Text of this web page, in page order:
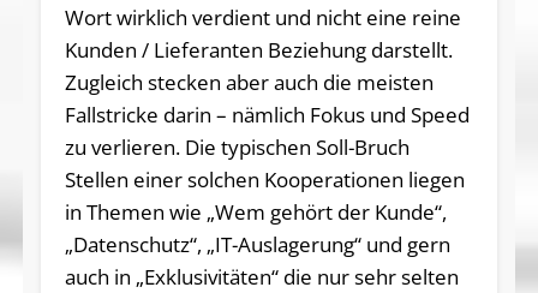
Wort wirklich verdient und nicht eine reine
Kunden / Lieferanten Beziehung darstellt.
Zugleich stecken aber auch die meisten
Fallstricke darin – nämlich Fokus und Speed
zu verlieren. Die typischen Soll-Bruch
Stellen einer solchen Kooperationen liegen
in Themen wie „Wem gehört der Kunde“,
„Datenschutz“, „IT-Auslagerung“ und gern
auch in „Exklusivitäten“ die nur sehr selten